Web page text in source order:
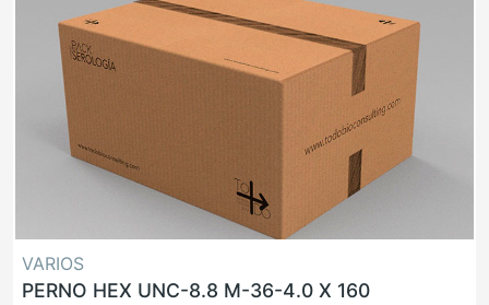
VARIOS
PERNO HEX UNC-8.8 M-36-4.0 X 160